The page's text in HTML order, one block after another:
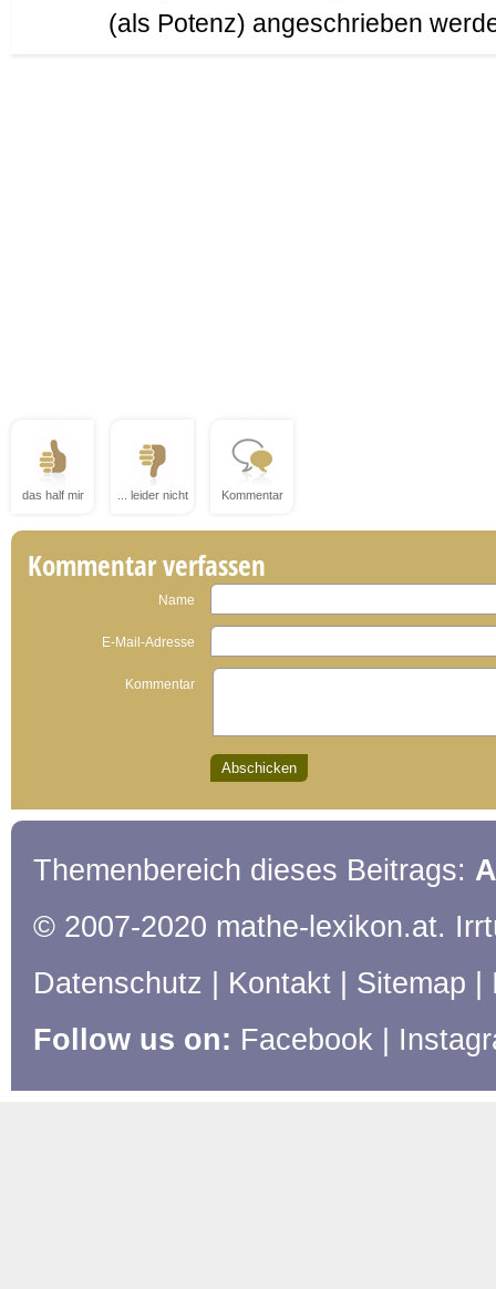
(als Potenz) angeschrieben
das half mir ... leider nicht Kommentar
Kommentar verfassen
Name
E-Mail-Adresse
Kommentar
Themenbereich dieses Beitrags:
© 2007-2020 mathe-lexikon.at.
Datenschutz
Kontakt Sitemap
Follow us on: Facebook